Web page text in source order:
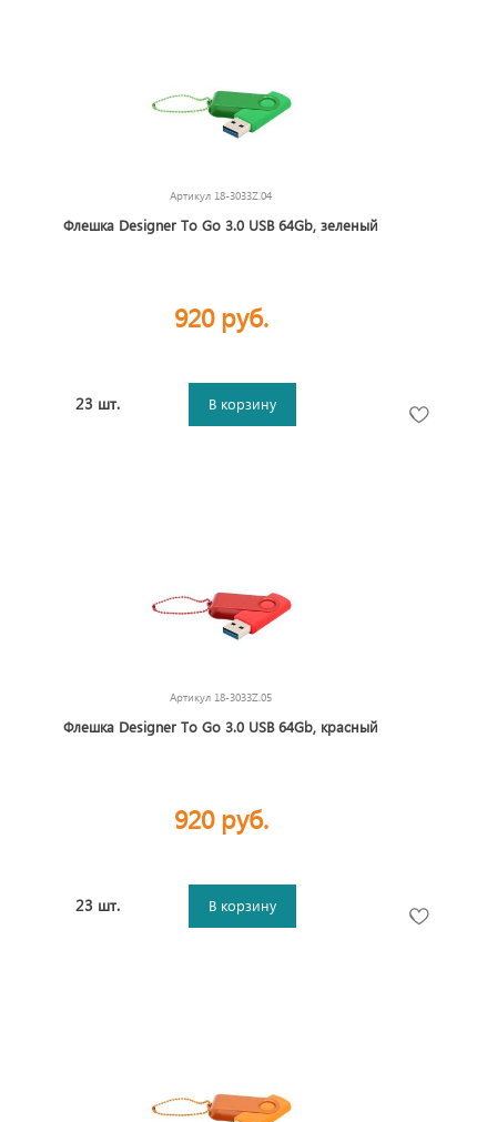
Артикул 18-3033Z.04
Флешка Designer To Go 3.0 USB 64Gb, зеленый
920 руб.
23 шт. В корзину
Артикул 18-3033Z.05
Флешка Designer To Go 3.0 USB 64Gb, красный
920 руб.
23 шт. В корзину